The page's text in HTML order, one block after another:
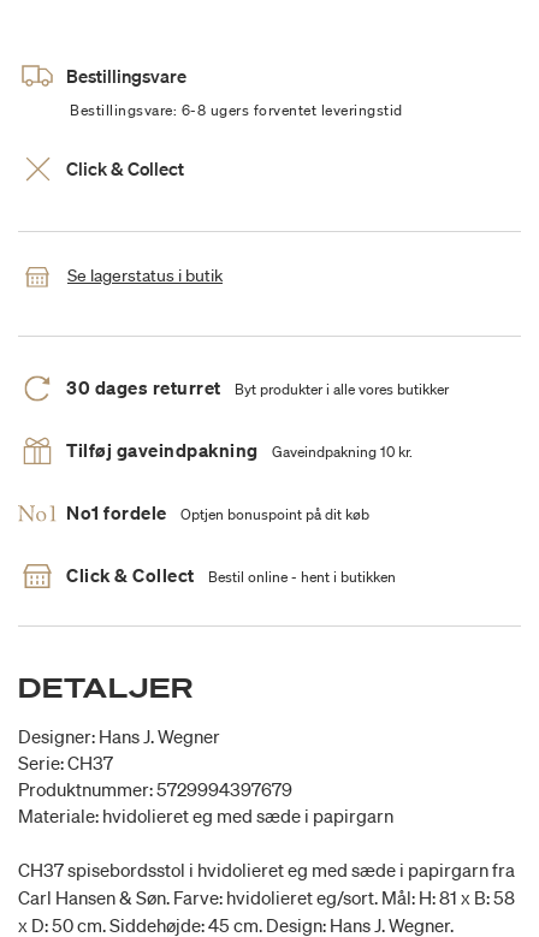
Bestillingsvare
Bestillingsvare: 6-8 ugers forventet leveringstid
Click & Collect
Se lagerstatus i butik
30 dages returret Byt produkter i alle vores butikker
Tilføj gaveindpakning Gaveindpakning 10 kr.
No1 fordele Optjen bonuspoint på dit køb
Click & Collect Bestil online - hent i butikken
DETALJER
Designer: Hans J. Wegner
Serie: CH37
Produktnummer: 5729994397679
Materiale: hvidolieret eg med sæde i papirgarn
CH37 spisebordsstol i hvidolieret eg med sæde i papirgarn fra
Carl Hansen & Søn. Farve: hvidolieret eg/sort. Mål: H: 81 x B: 58
x D: 50 cm. Siddehøjde: 45 cm. Design: Hans J. Wegner.